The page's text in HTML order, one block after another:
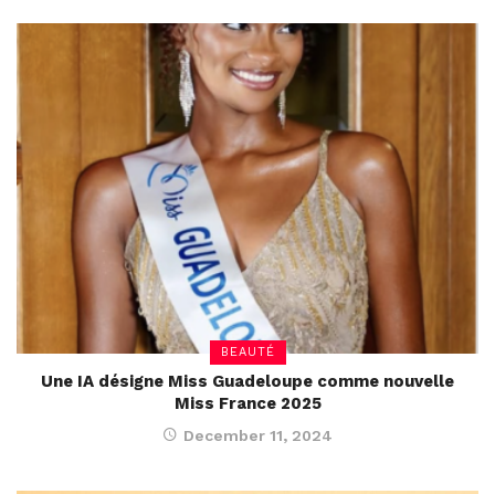
BEAUTÉ
Une IA désigne Miss Guadeloupe comme nouvelle
Miss France 2025
December 11, 2024